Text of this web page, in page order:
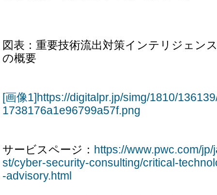
図表：重要技術流出対策インテリジェン
の概要
[画像1]https://digitalpr.jp/simg/1810/
1738176a1e96799a57f.png
サービスページ： https://www.pwc.com/
st/cyber-security-consulting/critical-
-advisory.html